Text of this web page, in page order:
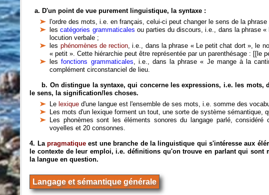
a. D'un point de vue purement linguistique, la syntaxe :
l'ordre des mots, i.e. en français, celui-ci peut changer le sens de la
lescatégories grammaticales ou parties du discours, i.e., dans la phrase
locution verbale ;
les phénomènes de rection, i.e., dans la phrase « Le petit chat dort », le
« petit ». Cette hiérarchie peut être représentée par un parenthésage : [[le
lesfonctions grammaticales, i.e., dans la phrase « Je mange à la
complément circonstanciel de lieu.
b. On distingue la syntaxe, qui concerne les expressions, i.e. les mots,
le sens, la signification/les choses.
Le lexique d'une langue est l'ensemble de ses mots, i.e. somme des
Les mots d'un lexique forment un tout, une sorte de système sémantique,
Les phonèmes sont les éléments sonores du langage parlé,
voyelles et 20 consonnes.
4. Lapragmatique est une branche de la linguistique qui s'intéresse aux
le contexte de leur emploi, i.e. définitions qu'on trouve en parlant qui
la langue en question.
Langage et sémantique générale